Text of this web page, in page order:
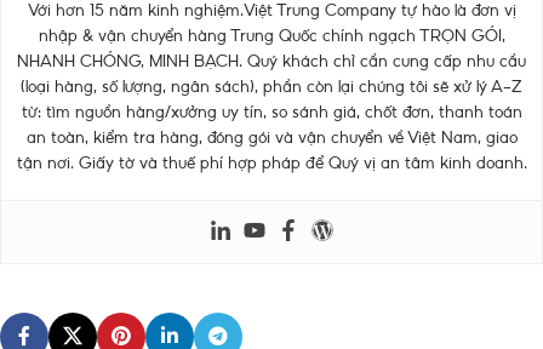
Với hơn 15 năm kinh nghiệm.Việt Trung Company tự hào là đơn vị
nhập & vận chuyển hàng Trung Quốc chính ngạch TRỌN GÓI,
NHANH CHÓNG, MINH BẠCH. Quý khách chỉ cần cung cấp nhu cầu
(loại hàng, số lượng, ngân sách), phần còn lại chúng tôi sẽ xử lý A–Z
từ: tìm nguồn hàng/xưởng uy tín, so sánh giá, chốt đơn, thanh toán
an toàn, kiểm tra hàng, đóng gói và vận chuyển về Việt Nam, giao
tận nơi. Giấy tờ và thuế phí hợp pháp để Quý vị an tâm kinh doanh.